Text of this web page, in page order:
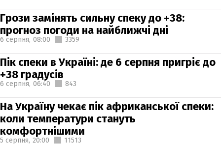
Грози замінять сильну спеку до +38:
прогноз погоди на найближчі дні
6 серпня, 08:00 3359
Пік спеки в Україні: де 6 серпня пригріє до
+38 градусів
6 серпня, 06:40 843
На Україну чекає пік африканської спеки:
коли температури стануть
комфортнішими
5 серпня, 20:00 11513